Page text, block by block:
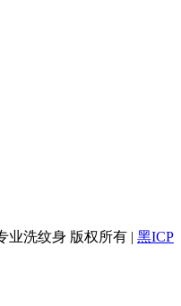
业洗纹身 版权所有 | 黑ICP